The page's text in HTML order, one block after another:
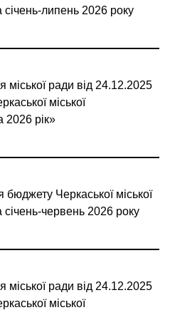
січень-липень 2026 року
міської ради від 24.12.2025
міської
2026 рік»
Черкаської міської
січень-червень 2026 року
міської ради від 24.12.2025
міської